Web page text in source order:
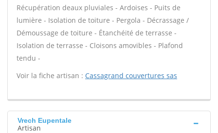
Récupération deaux pluviales - Ardoises - Puits de
lumière - Isolation de toiture - Pergola - Décrassage /
Démoussage de toiture - Étanchéité de terrasse -
Isolation de terrasse - Cloisons amovibles - Plafond
tendu -
Voir la fiche artisan : Cassagrand couvertures sas
Vrech Eupentale
Artisan